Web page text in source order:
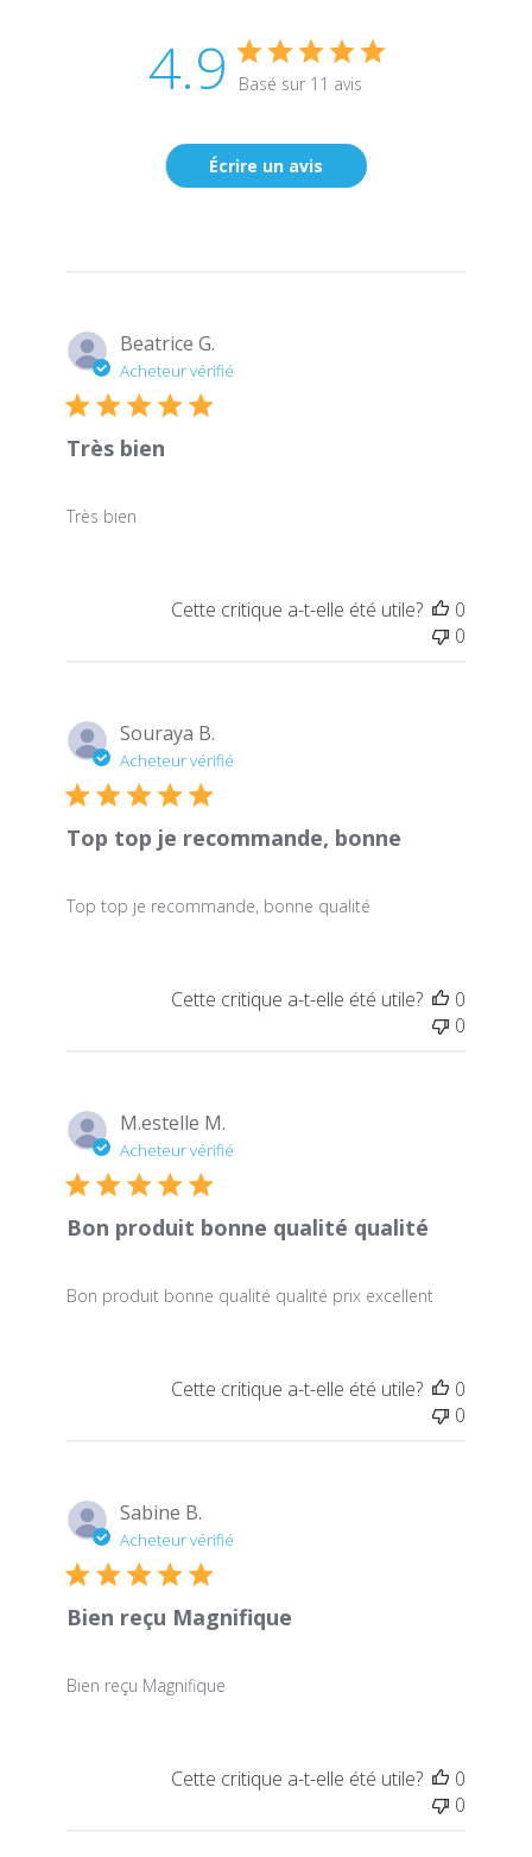
4.9 Basé sur 11 avis
Écrire un avis
Beatrice G.
Acheteur vérifié
Très bien
Très bien
Cette critique a-t-elle été utile?
0
0
Souraya B.
Acheteur vérifié
Top top je recommande, bonne
Top top je recommande, bonne qualité
Cette critique a-t-elle été utile?
0
0
M.estelle M.
Acheteur vérifié
Bon produit bonne qualité qualité
Bon produit bonne qualité qualité prix excellent
Cette critique a-t-elle été utile?
0
0
Sabine B.
Acheteur vérifié
Bien reçu Magnifique
Bien reçu Magnifique
Cette critique a-t-elle été utile?
0
0